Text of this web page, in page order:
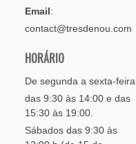
Email:
contact@tresdenou.com
HORÁRIO
De segunda a sexta-feira
das 9:30 às 14:00 e das
15:30 às 19:00.
Sábados das 9:30 às